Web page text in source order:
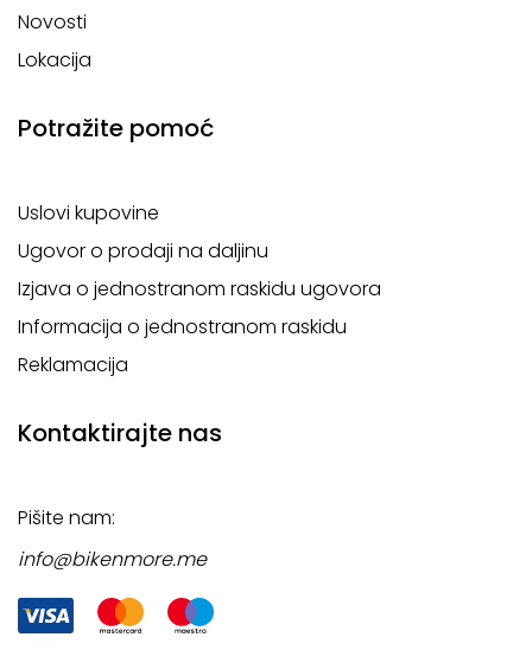
Novosti
Lokacija
Potražite pomoć
Uslovi kupovine
Ugovor o prodaji na daljinu
Izjava o jednostranom raskidu ugovora
Informacija o jednostranom raskidu
Reklamacija
Kontaktirajte nas
Pišite nam:
info@bikenmore.me